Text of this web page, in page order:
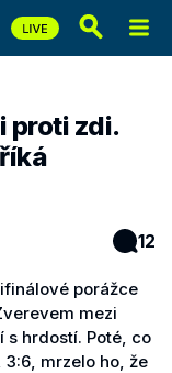
proti zdi.
12
porážce
mezi
s hrdostí. Poté, co
3:6, mrzelo ho, že